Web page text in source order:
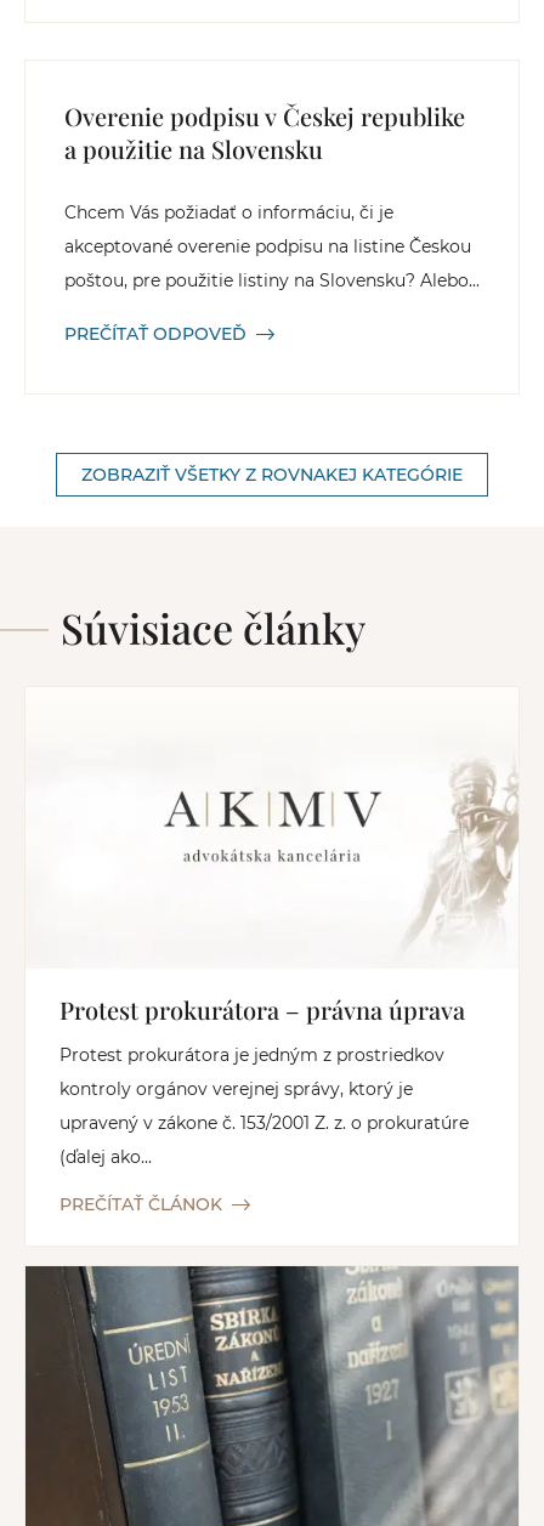
Overenie podpisu v Českej republike
a použitie na Slovensku
Chcem Vás požiadať o informáciu, či je
akceptované overenie podpisu na listine Českou
poštou, pre použitie listiny na Slovensku? Alebo...
PREČÍTAŤ ODPOVEĎ
ZOBRAZIŤ VŠETKY Z ROVNAKEJ KATEGÓRIE
Súvisiace články
Protest prokurátora – právna úprava
Protest prokurátora je jedným z prostriedkov
kontroly orgánov verejnej správy, ktorý je
upravený v zákone č. 153/2001 Z. z. o prokuratúre
(ďalej ako...
PREČÍTAŤ ČLÁNOK